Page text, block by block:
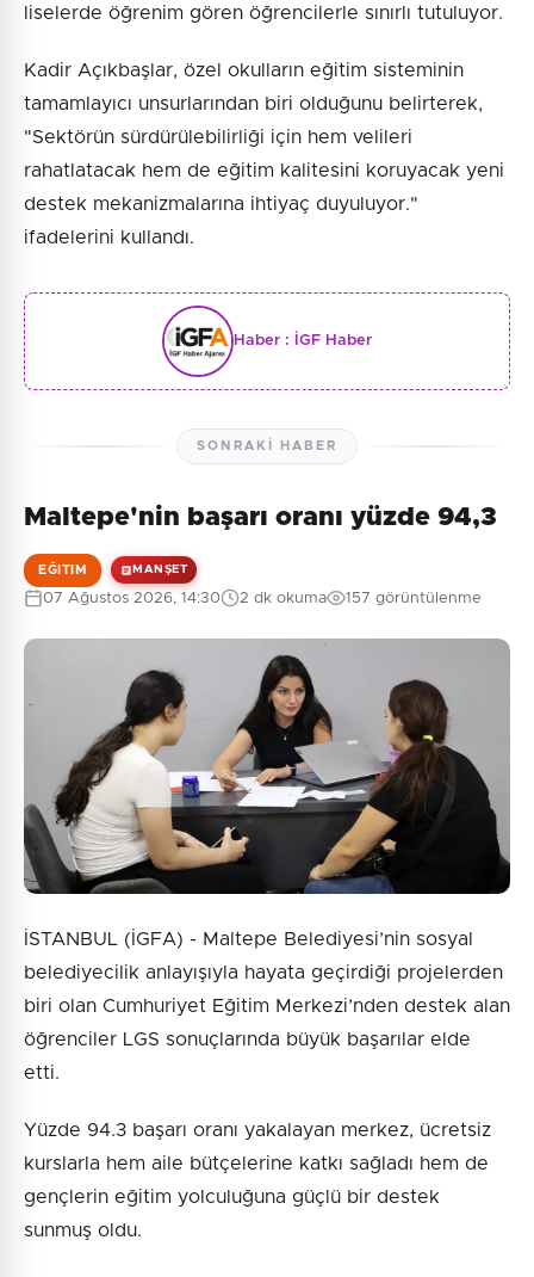
liselerde öğrenim gören öğrencilerle sınırlı tutuluyor.
Kadir Açıkbaşlar, özel okulların eğitim sisteminin
tamamlayıcı unsurlarından biri olduğunu belirterek,
"Sektörün sürdürülebilirliği için hem velileri
rahatlatacak hem de eğitim kalitesini koruyacak yeni
destek mekanizmalarına ihtiyaç duyuluyor."
ifadelerini kullandı.
Haber : İGF Haber
SONRAKI HABER
Maltepe'nin başarı oranı yüzde 94,3
EĞITIM MANŞET
07 Ağustos 2026, 14:30 2 dk okuma 157 görüntülenme
İSTANBUL (İGFA) - Maltepe Belediyesi’nin sosyal
belediyecilik anlayışıyla hayata geçirdiği projelerden
biri olan Cumhuriyet Eğitim Merkezi’nden destek alan
öğrenciler LGS sonuçlarında büyük başarılar elde
etti.
Yüzde 94.3 başarı oranı yakalayan merkez, ücretsiz
kurslarla hem aile bütçelerine katkı sağladı hem de
gençlerin eğitim yolculuğuna güçlü bir destek
sunmuş oldu.